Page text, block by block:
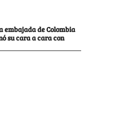
embajada de Colombia
su cara a cara con